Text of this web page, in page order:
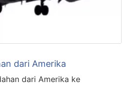
dari Amerika
dari Amerika ke